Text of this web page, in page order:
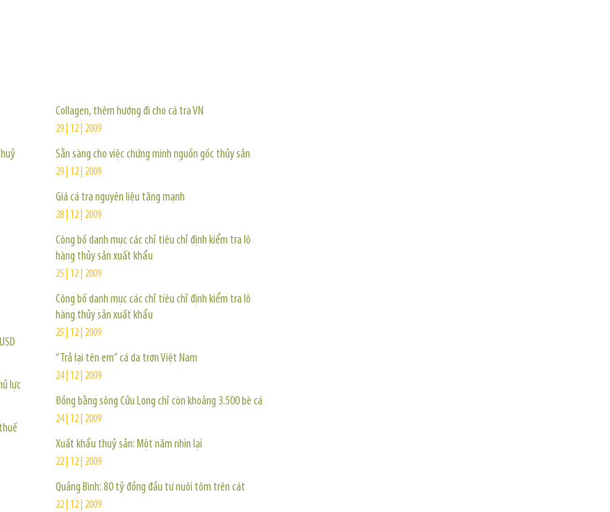
lực
Collagen, thêm hướng đi cho cá tra VN
29 | 12 | 2009
Sẵn sàng cho việc chứng minh nguồn gốc thủy sản
29 | 12 | 2009
Giá cá tra nguyên liệu tăng mạnh
28 | 12 | 2009
Công bố danh mục các chỉ tiêu chỉ định kiểm tra lô
hàng thủy sản xuất khẩu
25 | 12 | 2009
Công bố danh mục các chỉ tiêu chỉ định kiểm tra lô
hàng thủy sản xuất khẩu
25 | 12 | 2009
“Trả lại tên em” cá da trơn Việt Nam
24 | 12 | 2009
Đồng bằng sông Cửu Long chỉ còn khoảng 3.500 bè cá
24 | 12 | 2009
Xuất khẩu thuỷ sản: Một năm nhìn lại
22 | 12 | 2009
Quảng Bình: 80 tỷ đồng đầu tư nuôi tôm trên cát
22 | 12 | 2009